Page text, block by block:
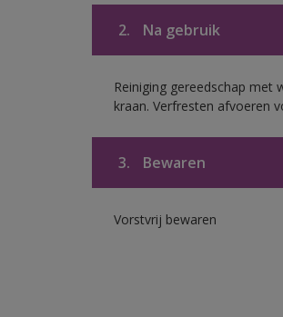
2. Na gebruik
Reiniging gereedschap
kraan. Verfresten afvoeren
3. Bewaren
Vorstvrij bewaren